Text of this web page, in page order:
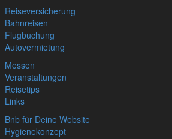
Reiseversicherung
Bahnreisen
Flugbuchung
Autovermietung
Messen
Veranstaltungen
Reisetips
Links
Bnb für Deine Website
Hygienekonzept